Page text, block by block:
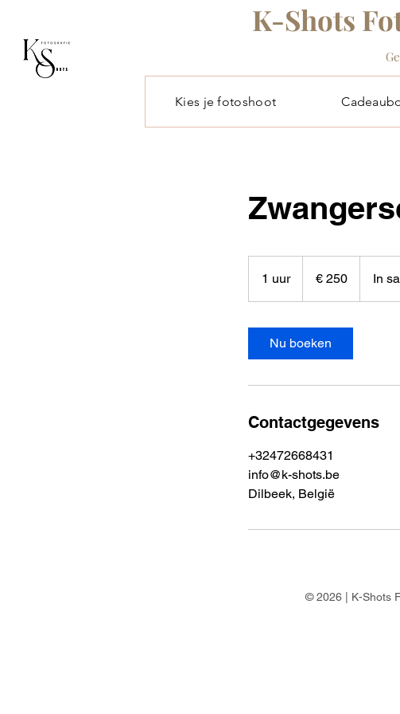
K-Shots
Kies je fotoshoot
1 uur1
€ 250 In
Nu boeken
Contactgegevens
+32472668431
info@k-shots.be
Dilbeek, België
© 2026 | K-Shots